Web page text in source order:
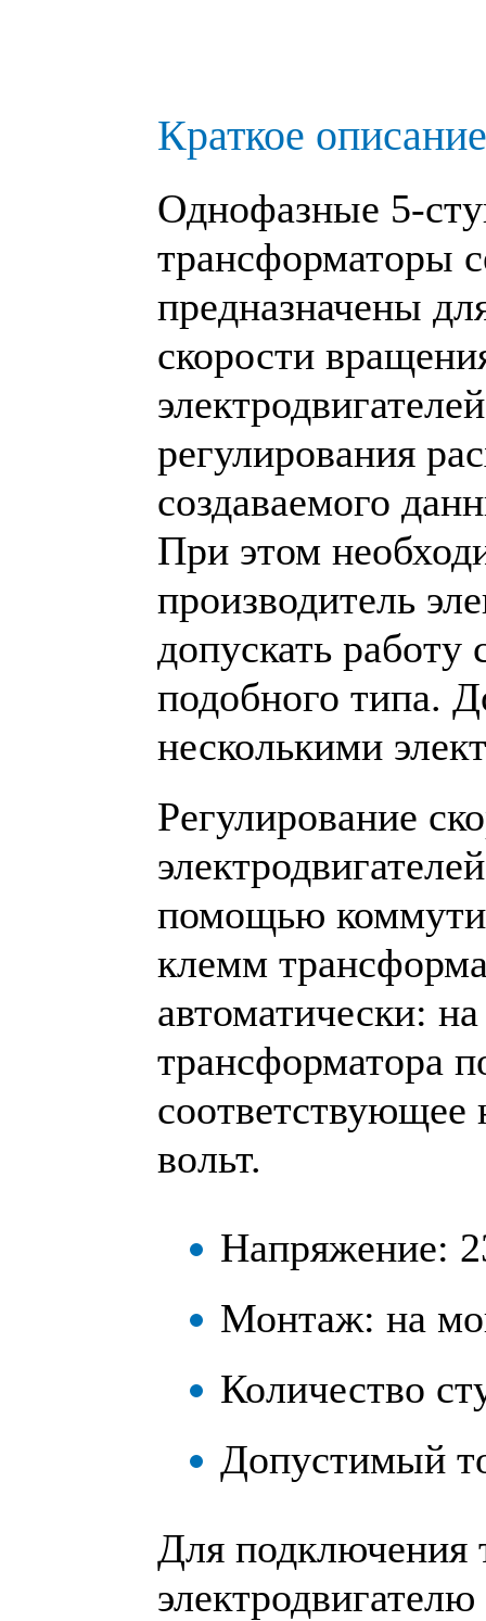
Краткое
Однофазные 5-
трансформаторы
предназначены
скорости
регулирования
создаваемого
При этом
производитель
допускать работу
подобного типа.
несколькими
Регулирование
помощью
клемм
автоматически:
трансформатора
соответствующее
вольт.
Напряжение:
Монтаж: на
Количество
Допустимый
Для подключения